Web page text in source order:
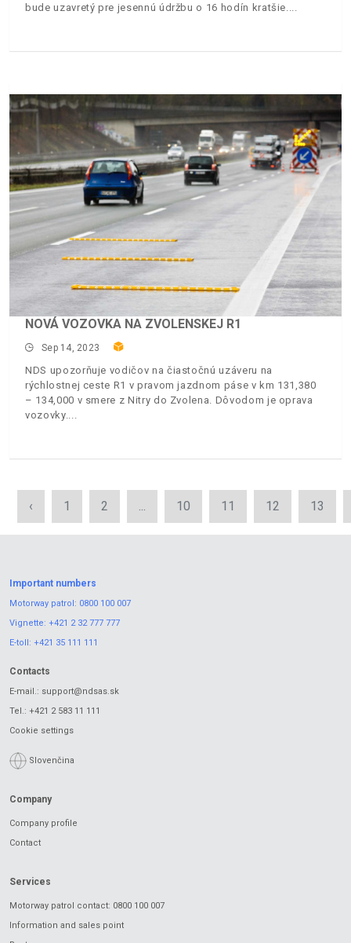
bude uzavretý pre jesennú údržbu o 16 hodín kratšie.
NOVÁ VOZOVKA NA ZVOLENSKEJ R1
Sep 14, 2023
NDS upozorňuje vodičov na čiastočnú uzáveru na
rýchlostnej ceste R1 v pravom jazdnom páse v km 131,380
– 134,000 v smere z Nitry do Zvolena. Dôvodom je oprava
vozovky.
‹ 1 2 ... 10 11 12 13
Important numbers
Motorway patrol: 0800 100 007
Vignette: +421 2 32 777 777
E-toll: +421 35 111 111
Contacts
E-mail.: support@ndsas.sk
Tel.: +421 2 583 11 111
Cookie settings
Slovenčina
Company
Company profile
Contact
Services
Motorway patrol contact: 0800 100 007
Information and sales point